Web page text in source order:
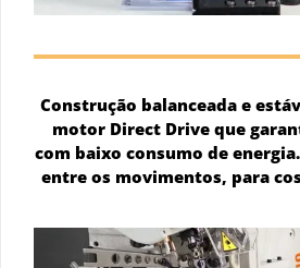
Construção balanceada e
motor Direct Drive que
com baixo consumo de
entre os movimentos, para